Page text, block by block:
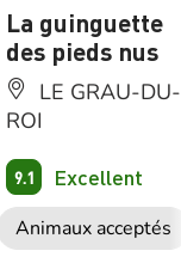
La guinguette
des pieds nus
LE GRAU-DU-
ROI
9.1 Excellent
Animaux acceptés